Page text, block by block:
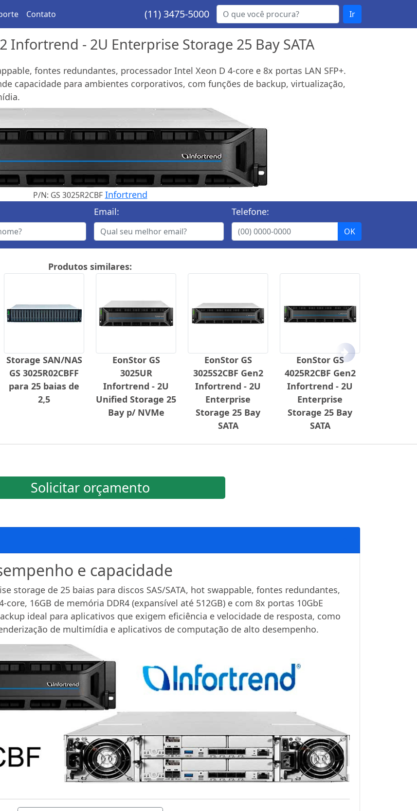
Contato (11) 3475-5000 Ir
Infortrend - 2U Enterprise Storage 25 Bay SATA
fontes redundantes, processador Intel Xeon D 4-core e 8x portas LAN SFP+.
capacidade para ambientes corporativos, com funções de backup, virtualização,
P/N: GS 3025R2CBF Infortrend
Email: Telefone:
Produtos similares:
Storage SAN/NAS
GS 3025R02CBFF
para 25 baias de
2,5
EonStor GS
3025UR
Infortrend - 2U
Unified Storage 25
Bay p/ NVMe
EonStor GS
3025S2CBF Gen2
Infortrend - 2U
Enterprise
Storage 25 Bay
SATA
EonStor GS
4025R2CBF Gen2
Infortrend - 2U
Enterprise
Storage 25 Bay
SATA
Próximo
Solicitar orçamento
e capacidade
storage de 25 baias para discos SAS/SATA, hot swappable, fontes redundantes,
16GB de memória DDR4 (expansível até 512GB) e com 8x portas 10GbE
ideal para aplicativos que exigem eficiência e velocidade de resposta, como
de multimídia e aplicativos de computação de alto desempenho.